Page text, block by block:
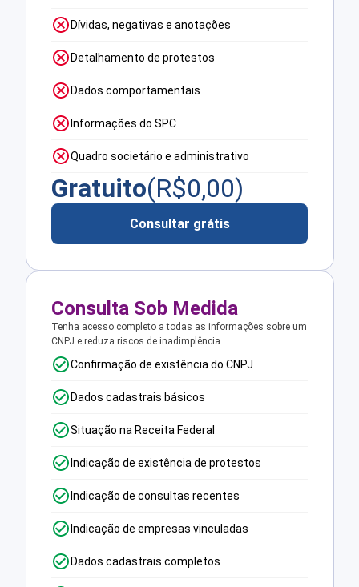
Dívidas, negativas e anotações
Detalhamento de protestos
Dados comportamentais
Informações do SPC
Quadro societário e administrativo
Gratuito(R$0,00)
Consultar grátis
Consulta Sob Medida
Tenha acesso completo a todas as informações sobre um
CNPJ e reduza riscos de inadimplência.
Confirmação de existência do CNPJ
Dados cadastrais básicos
Situação na Receita Federal
Indicação de existência de protestos
Indicação de consultas recentes
Indicação de empresas vinculadas
Dados cadastrais completos